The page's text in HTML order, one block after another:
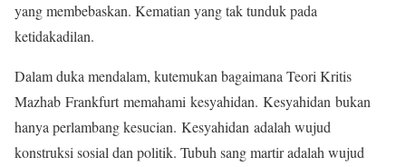
yang membebaskan. Kematian yang tak tunduk pada
ketidakadilan.
Dalam duka mendalam, kutemukan bagaimana Teori Kritis
Mazhab Frankfurt memahami kesyahidan. Kesyahidan bukan
hanya perlambang kesucian. Kesyahidan adalah wujud
konstruksi sosial dan politik. Tubuh sang martir adalah wujud